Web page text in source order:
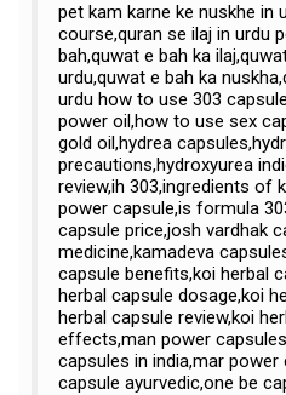
pet kam karne ke nuskhe in
course,quran se ilaj in urdu
bah,quwat e bah ka
urdu,quwat e bah ka
urdu how to use 303
power oil,how to use sex
gold oil,hydrea
precautions,hydroxyurea
review,ih 303,ingredients of
power capsule,is formula
capsule price,josh vardhak
medicine,kamadeva
capsule benefits,koi herbal
herbal capsule dosage,koi
herbal capsule review,koi
effects,man power
capsules in india,mar power
capsule ayurvedic,one be